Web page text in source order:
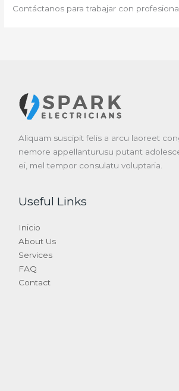
Contáctanos para trabajar con
Aliquam suscipit felis a arcu laoreet
nemore appellanturusu putant
ei, mel tempor consulatu voluptaria.
Useful Links
Inicio
About Us
Services
FAQ
Contact